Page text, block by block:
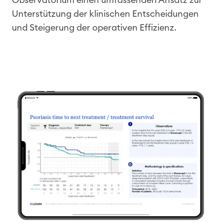
Unterstützung der klinischen Entscheidungen
und Steigerung der operativen Effizienz.